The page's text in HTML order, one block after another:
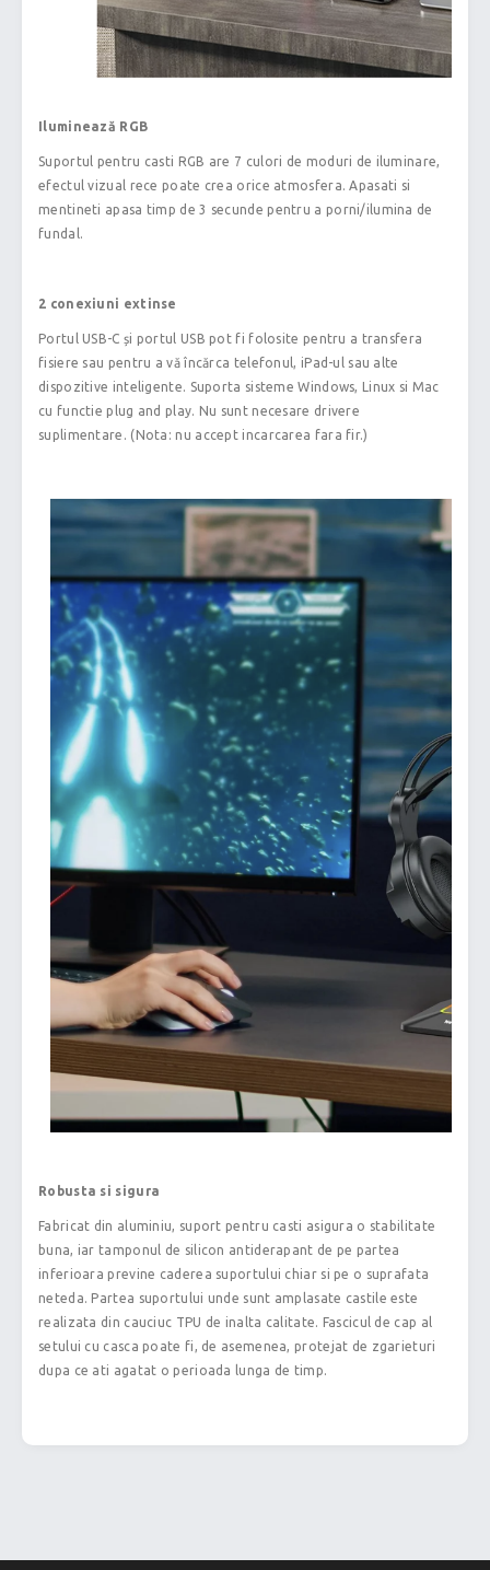
Iluminează RGB
Suportul pentru casti RGB are 7 culori de moduri de iluminare,
efectul vizual rece poate crea orice atmosfera. Apasati si
mentineti apasa timp de 3 secunde pentru a porni/ilumina de
fundal.
2 conexiuni extinse
Portul USB-C și portul USB pot fi folosite pentru a transfera
fisiere sau pentru a vă încărca telefonul, iPad-ul sau alte
dispozitive inteligente. Suporta sisteme Windows, Linux si Mac
cu functie plug and play. Nu sunt necesare drivere
suplimentare. (Nota: nu accept incarcarea fara fir.)
Robusta si sigura
Fabricat din aluminiu, suport pentru casti asigura o stabilitate
buna, iar tamponul de silicon antiderapant de pe partea
inferioara previne caderea suportului chiar si pe o suprafata
neteda. Partea suportului unde sunt amplasate castile este
realizata din cauciuc TPU de inalta calitate. Fascicul de cap al
setului cu casca poate fi, de asemenea, protejat de zgarieturi
dupa ce ati agatat o perioada lunga de timp.